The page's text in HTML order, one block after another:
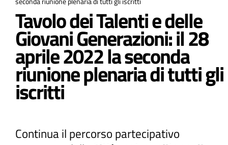
Tavolo dei Talenti e delle
Giovani Generazioni: il 28
aprile 2022 la seconda
riunione plenaria di tutti gli
iscritti
Continua il percorso partecipativo